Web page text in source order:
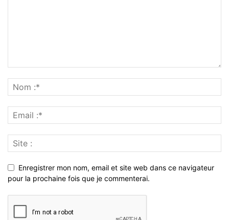
Enregistrer mon nom, email et site web dans ce navigateur
pour la prochaine fois que je commenterai.